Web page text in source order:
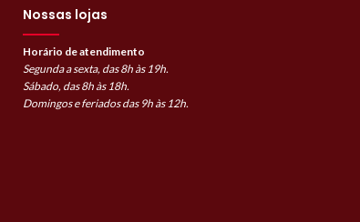
Nossas lojas
Horário de atendimento
Segunda a sexta, das 8h às 19h.
Sábado, das 8h às 18h.
Domingos e feriados das 9h às 12h.